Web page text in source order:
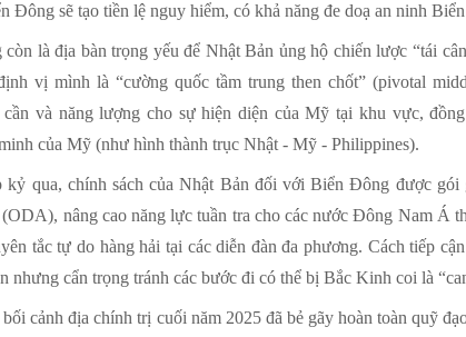
Đông sẽ tạo tiền lệ nguy hiểm, có khả năng đe doạ an ninh
là địa bàn trọng yếu để Nhật Bản ủng hộ chiến lược “tái
vị mình là “cường quốc tầm trung then chốt” (pivotal
cần và năng lượng cho sự hiện diện của Mỹ tại khu vực,
của Mỹ (như hình thành trục Nhật - Mỹ - Philippines).
kỷ qua, chính sách của Nhật Bản đối với Biển Đông được
nâng cao năng lực tuần tra cho các nước Đông Nam Á
tắc tự do hàng hải tại các diễn đàn đa phương. Cách tiếp
nhưng cẩn trọng tránh các bước đi có thể bị Bắc Kinh coi là
cảnh địa chính trị cuối năm 2025 đã bẻ gãy hoàn toàn quỹ